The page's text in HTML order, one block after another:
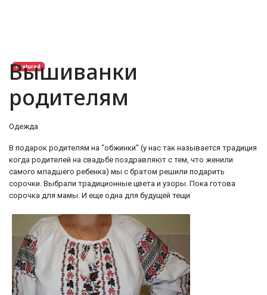
Featured
Вышиванки
родителям
Одежда
В подарок родителям на "обжинки" (у нас так называется традиция
когда родителей на свадьбе поздравляют с тем, что женили
самого младшего ребенка) мы с братом решили подарить
сорочки. Выбрали традиционные цвета и узоры. Пока готова
сорочка для мамы. И еще одна для будущей тещи